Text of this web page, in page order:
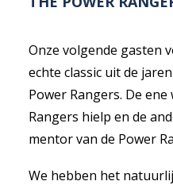
Onze volgende gasten
echte classic uit de
Power Rangers. De
Rangers hielp en de
mentor van de Power
We hebben het